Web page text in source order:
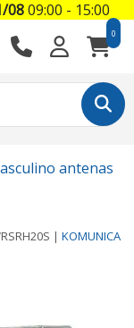
0
antenas
| KOMUNICA
0809:00 - 15:00